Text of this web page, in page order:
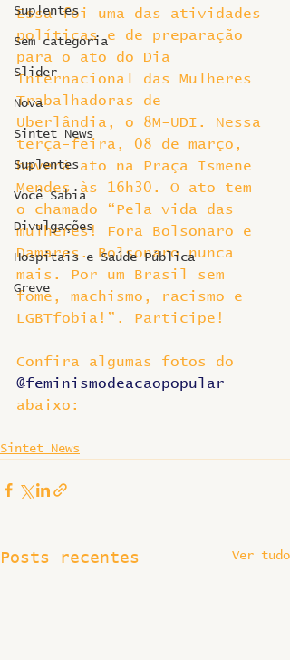
Suplentes
Sem categoria
Slider
Nova
Sintet News
Suplentes
Você Sabia
Divulgações
Hospitais e Saúde Pública
Greve
Essa foi uma das atividades
políticas e de preparação
para o ato do Dia
Internacional das Mulheres
Trabalhadoras de
Uberlândia, o 8M-UDI. Nessa
terça-feira, 08 de março,
haverá ato na Praça Ismene
Mendes às 16h30. O ato tem
o chamado “Pela vida das
mulheres! Fora Bolsonaro e
Damares. Bolsonaro nunca
mais. Por um Brasil sem
fome, machismo, racismo e
LGBTfobia!”. Participe!
Confira algumas fotos do
@feminismodeacaopopular
abaixo:
Sintet News
Posts recentes Ver tudo